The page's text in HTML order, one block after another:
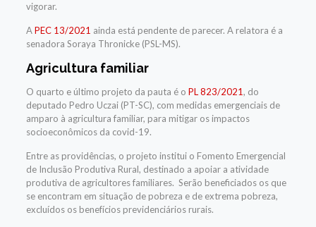
vigorar.
APEC 13/2021 ainda está pendente de parecer. A relatora é a
senadora Soraya Thronicke (PSL-MS).
Agricultura familiar
O quarto e último projeto da pauta é o PL 823/2021, do
deputado Pedro Uczai (PT-SC), com medidas emergenciais de
amparo à agricultura familiar, para mitigar os impactos
socioeconômicos da covid-19.
Entre as providências, o projeto institui o Fomento Emergencial
de Inclusão Produtiva Rural, destinado a apoiar a atividade
produtiva de agricultores familiares. Serão beneficiados os que
se encontram em situação de pobreza e de extrema pobreza,
excluídos os benefícios previdenciários rurais.